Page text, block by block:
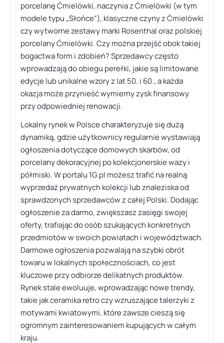
porcelanę Ćmielówki, naczynia z Ćmielówki (w tym
modele typu „Słońce”), klasyczne czyny z Ćmielówki
czy wytworne zestawy marki Rosenthal oraz polskiej
porcelany Ćmielówki. Czy można przejść obok takiej
bogactwa form i zdobień? Sprzedawcy często
wprowadzają do obiegu perełki, jakie są limitowane
edycje lub unikalne wzory z lat 50. i 60., a każda
okazja może przynieść wymierny zysk finansowy
przy odpowiedniej renowacji.
Lokalny rynek w Polsce charakteryzuje się dużą
dynamiką, gdzie użytkownicy regularnie wystawiają
ogłoszenia dotyczące domowych skarbów, od
porcelany dekoracyjnej po kolekcjonerskie wazy i
półmiski. W portalu 1G.pl możesz trafić na realną
wyprzedaż prywatnych kolekcji lub znaleziska od
sprawdzonych sprzedawców z całej Polski. Dodając
ogłoszenie za darmo, zwiększasz zasięgi swojej
oferty, trafiając do osób szukających konkretnych
przedmiotów w swoich powiatach i województwach.
Darmowe ogłoszenia pozwalają na szybki obrót
towaru w lokalnych społecznościach, co jest
kluczowe przy odbiorze delikatnych produktów.
Rynek stale ewoluuje, wprowadzając nowe trendy,
takie jak ceramika retro czy wzruszające talerzyki z
motywami kwiatowymi, które zawsze cieszą się
ogromnym zainteresowaniem kupujących w całym
kraju.